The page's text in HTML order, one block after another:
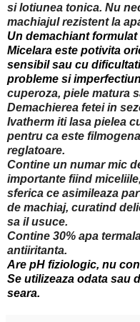
si lotiunea tonica. Nu
machiajul rezistent la
Un demachiant
Micelara este potivita
sensibil sau cu
probleme si
cuperoza, piele matura
Demachierea fetei in
Ivatherm iti lasa pielea
pentru ca este
reglatoare.
Contine un numar mic
importante fiind
sferica ce asimileaza
de machiaj, curatind
sa il usuce.
Contine 30% apa
antiiritanta.
Are pH fiziologic, nu
Se utilizeaza odata sau
seara.